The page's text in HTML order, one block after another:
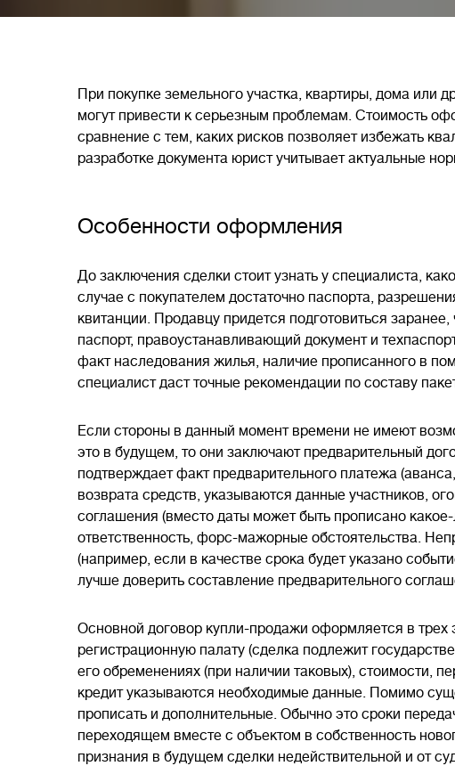
При покупке земельного участка, квартиры, дома или
могут привести к серьезным проблемам. Стоимость
сравнение с тем, каких рисков позволяет избежать
разработке документа юрист учитывает актуальные
Особенности оформления
До заключения сделки стоит узнать у специалиста,
случае с покупателем достаточно паспорта,
квитанции. Продавцу придется подготовиться
паспорт, правоустанавливающий документ и
факт наследования жилья, наличие прописанного в
специалист даст точные рекомендации по составу
Если стороны в данный момент времени не имеют
это в будущем, то они заключают предварительный
подтверждает факт предварительного платежа
возврата средств, указываются данные участников,
соглашения (вместо даты может быть прописано
ответственность, форс-мажорные обстоятельства.
(например, если в качестве срока будет указано
лучше доверить составление предварительного
Основной договор купли-продажи оформляется в трех
регистрационную палату (сделка подлежит
его обременениях (при наличии таковых), стоимости,
кредит указываются необходимые данные. Помимо
прописать и дополнительные. Обычно это сроки
переходящем вместе с объектом в собственность
признания в будущем сделки недействительной и от